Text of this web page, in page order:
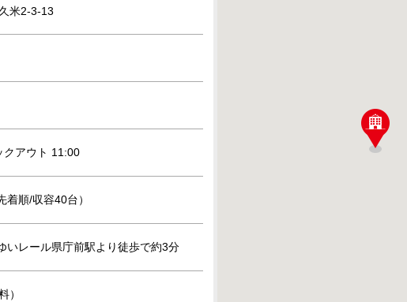
米2-3-13
クアウト 11:00
順/収容40台）
いレール県庁前駅より徒歩で約3分
）